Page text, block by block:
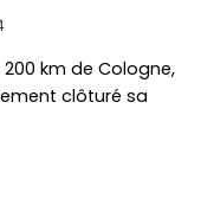
km de Cologne,
clôturé sa